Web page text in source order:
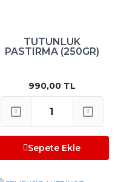
TÜTÜNLÜK
PASTIRMA (250GR)
990,00 TL
Sepete Ekle